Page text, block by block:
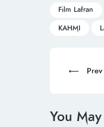
Film Lafran
KAHMI
You